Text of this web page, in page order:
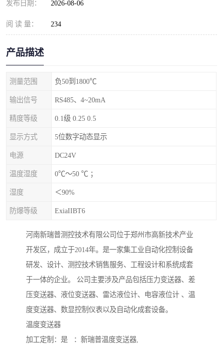
发布日期： 2026-08-06
阅 读 量： 234
产品描述
测量范围 负50到1800℃
输出信号 RS485、4~20mA
精度等级 0.1级 0.25 0.5
显示方式 5位数字动态显示
电源 DC24V
温度湿度 0℃～50 ℃ ；
湿度 ＜90%
防爆等级 ExiaIIBT6
河南新瑞普测控技术有限公司位于郑州市高新技术产业
开发区，成立于2014年。是一家集工业自动化控制设备
研发、设计、测控技术销售服务、工程设计和系统成套
于一体的企业。 公司主要涉及产品包括压力变送器、差
压变送器、液位变送器、雷达液位计、电容液位计 、温
度变送器、数显控制仪表以及自动化成套设备。
温度变送器
加工定制：是 ：新瑞普温度变送器,